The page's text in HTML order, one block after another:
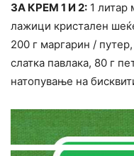
ЗА КРЕМ 1 И 2: 1 литар
лажици кристален
200 г маргарин /
слатка павлака, 80 г
натопување на